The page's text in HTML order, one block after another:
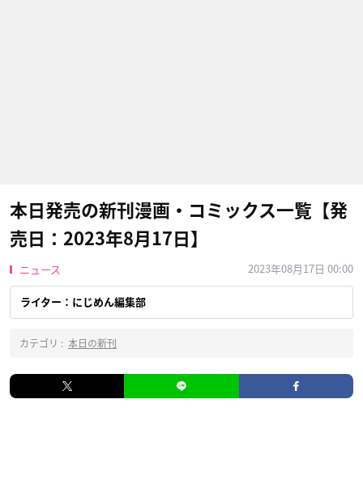
本日発売の新刊漫画・コミックス一覧【発
売日：2023年8月17日】
ニュース 2023年08月17日 00:00
ライター：にじめん編集部
カテゴリ : 本日の新刊